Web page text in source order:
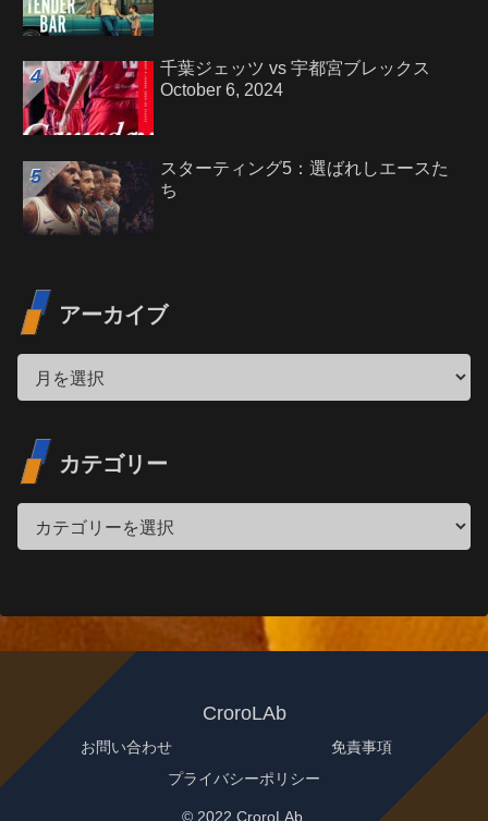
千葉ジェッツ vs 宇都宮ブレックス
October 6, 2024
スターティング5：選ばれしエースた
ち
アーカイブ
カテゴリー
CroroLAb
お問い合わせ
免責事項
プライバシーポリシー
© 2022 CroroLAb.